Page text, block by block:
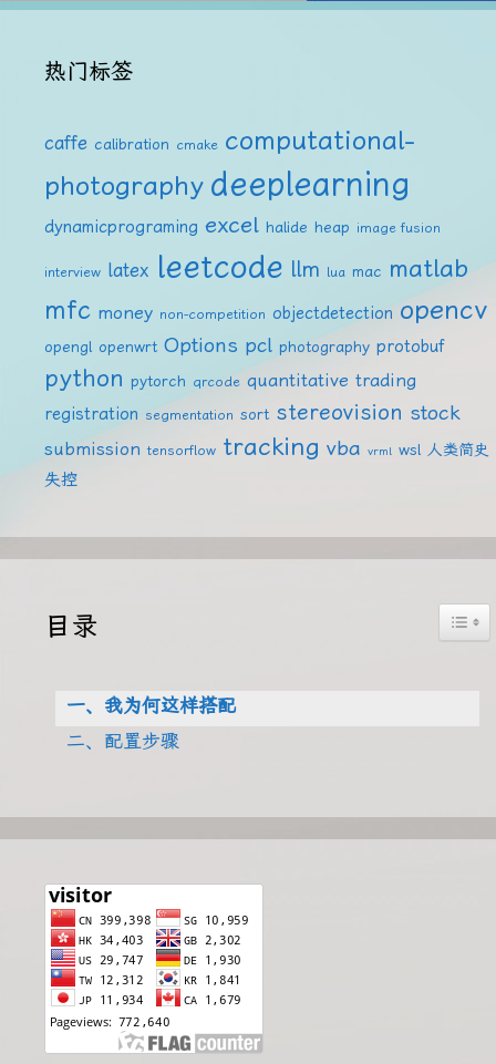
热门标签
caffe calibration cmake computational-
photography deeplearning
dynamicprograming excel halide heap image fusion
interview latex leetcode llm lua mac matlab
mfc money non-competition objectdetection opencv
opengl openwrt Options pcl photography protobuf
python pytorch qrcode quantitative trading
registration segmentation sort stereovision stock
submission tensorflow tracking vba vrml wsl 人类简史
失控
目录
一、我为何这样搭配
二、配置步骤